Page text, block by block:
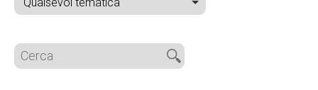
ACCIÓ SOCIAL I JOVES